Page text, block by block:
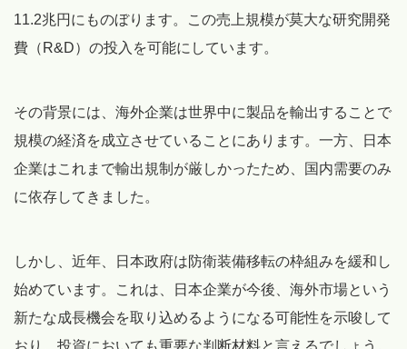
11.2兆円にものぼります。この売上規模が莫大な研究開発
費（R&D）の投入を可能にしています。
その背景には、海外企業は世界中に製品を輸出することで
規模の経済を成立させていることにあります。一方、日本
企業はこれまで輸出規制が厳しかったため、国内需要のみ
に依存してきました。
しかし、近年、日本政府は防衛装備移転の枠組みを緩和し
始めています。これは、日本企業が今後、海外市場という
新たな成長機会を取り込めるようになる可能性を示唆して
おり、投資においても重要な判断材料と言えるでしょう。